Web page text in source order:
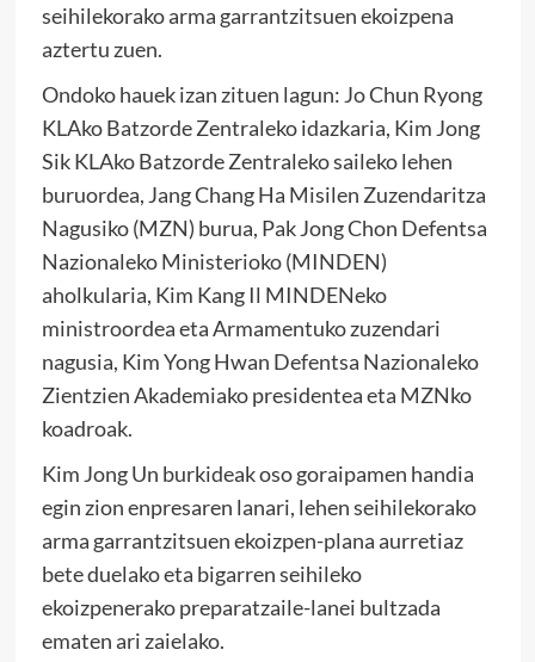
seihilekorako arma garrantzitsuen ekoizpena
aztertu zuen.
Ondoko hauek izan zituen lagun: Jo Chun Ryong
KLAko Batzorde Zentraleko idazkaria, Kim Jong
Sik KLAko Batzorde Zentraleko saileko lehen
buruordea, Jang Chang Ha Misilen Zuzendaritza
Nagusiko (MZN) burua, Pak Jong Chon Defentsa
Nazionaleko Ministerioko (MINDEN)
aholkularia, Kim Kang Il MINDENeko
ministroordea eta Armamentuko zuzendari
nagusia, Kim Yong Hwan Defentsa Nazionaleko
Zientzien Akademiako presidentea eta MZNko
koadroak.
Kim Jong Un burkideak oso goraipamen handia
egin zion enpresaren lanari, lehen seihilekorako
arma garrantzitsuen ekoizpen-plana aurretiaz
bete duelako eta bigarren seihileko
ekoizpenerako preparatzaile-lanei bultzada
ematen ari zaielako.